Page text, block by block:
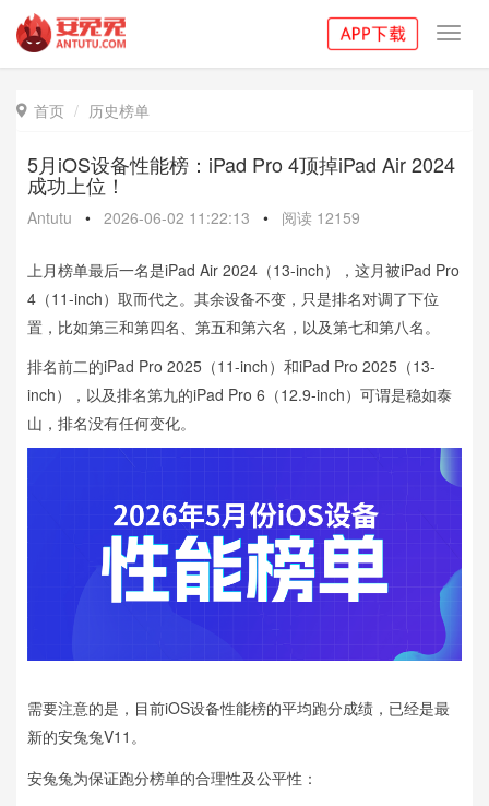
 首页 历史榜单
5月iOS设备性能榜：iPad Pro 4顶掉iPad Air 2024
成功上位！
Antutu • 2026-06-02 11:22:13 • 阅读 12159
上月榜单最后一名是iPad Air 2024（13-inch），这月被iPad Pro
4（11-inch）取而代之。其余设备不变，只是排名对调了下位
置，比如第三和第四名、第五和第六名，以及第七和第八名。
排名前二的iPad Pro 2025（11-inch）和iPad Pro 2025（13-
inch），以及排名第九的iPad Pro 6（12.9-inch）可谓是稳如泰
山，排名没有任何变化。
需要注意的是，目前iOS设备性能榜的平均跑分成绩，已经是最
新的安兔兔V11。
安兔兔为保证跑分榜单的合理性及公平性：